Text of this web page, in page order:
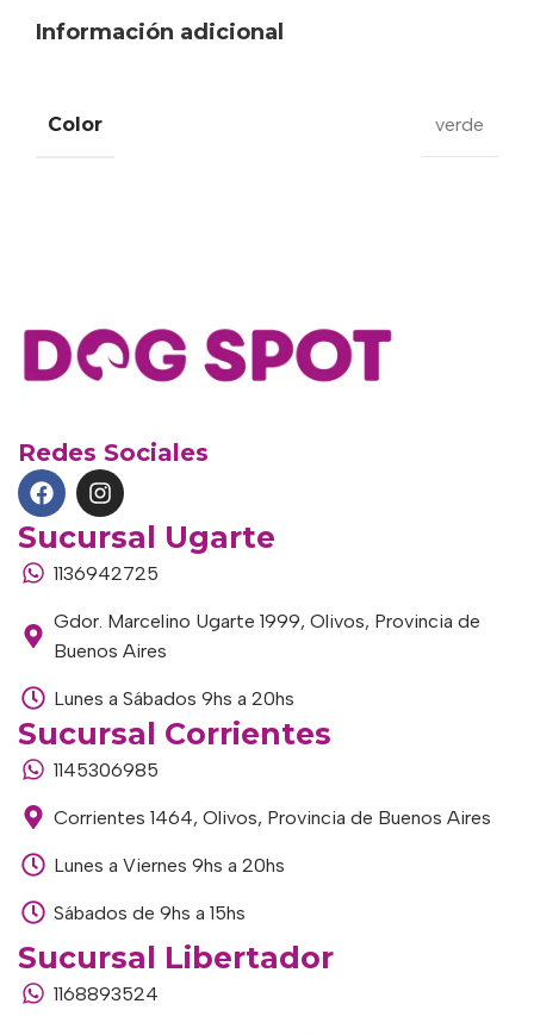
Información adicional
Color verde
Redes Sociales
Sucursal Ugarte
1136942725
Gdor. Marcelino Ugarte 1999, Olivos, Provincia de
Buenos Aires
Lunes a Sábados 9hs a 20hs
Sucursal Corrientes
1145306985
Corrientes 1464, Olivos, Provincia de Buenos Aires
Lunes a Viernes 9hs a 20hs
Sábados de 9hs a 15hs
Sucursal Libertador
1168893524